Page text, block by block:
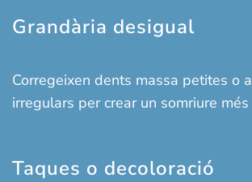
Grandària desigual
Corregeixen dents massa petites o
irregulars per crear un somriure més
Taques o decoloració